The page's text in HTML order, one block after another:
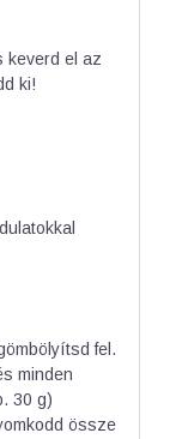
keverd el az
ki!
fel.
minden
30 g)
össze